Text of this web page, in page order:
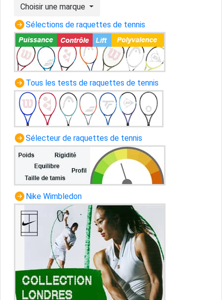
Choisir une marque
Sélections de raquettes de tennis
Tous les tests de raquettes de tennis
Sélecteur de raquettes de tennis
Nike Wimbledon